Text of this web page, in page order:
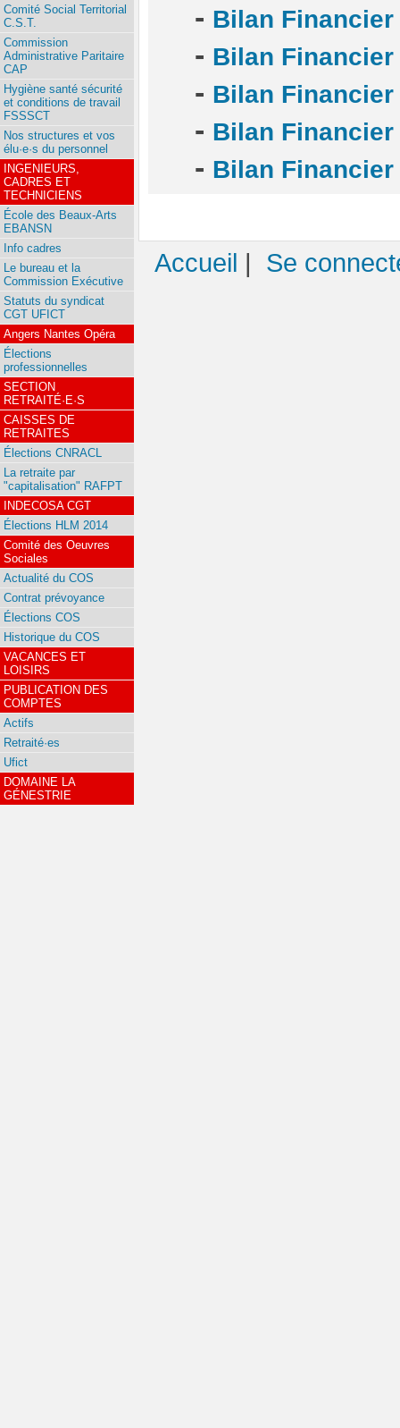
- Bilan
- Bilan
- Bilan
- Bilan
- Bilan Financier
Comité Social Territorial
C.S.T.
Commission
Administrative Paritaire
CAP
Hygiène santé sécurité
et conditions de travail
FSSSCT
Nos structures et vos
élu·e·s du personnel
INGENIEURS,
CADRES ET
TECHNICIENS
École des Beaux-Arts
EBANSN
Info cadres
Le bureau et la
Commission Exécutive
Statuts du syndicat
CGT UFICT
Angers Nantes Opéra
Élections
professionnelles
SECTION
RETRAITÉ·E·S
CAISSES DE
RETRAITES
Élections CNRACL
La retraite par
"capitalisation" RAFPT
INDECOSA CGT
Élections HLM 2014
Comité des Oeuvres
Sociales
Actualité du COS
Contrat prévoyance
Élections COS
Historique du COS
VACANCES ET
LOISIRS
PUBLICATION DES
COMPTES
Actifs
Retraité·es
Ufict
DOMAINE LA
GÉNESTRIE
Accueil | Se